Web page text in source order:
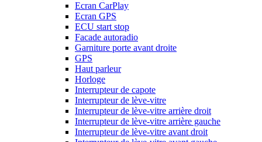
Ecran CarPlay
Ecran GPS
ECU start stop
Facade autoradio
Garniture porte avant droite
GPS
Haut parleur
Horloge
Interrupteur de capote
Interrupteur de lève-vitre
Interrupteur de lève-vitre arrière droit
Interrupteur de lève-vitre arrière gauche
Interrupteur de lève-vitre avant droit